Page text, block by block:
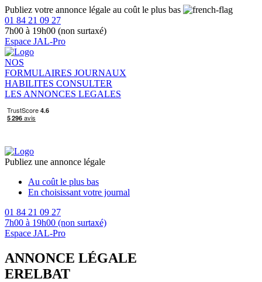
Publiez votre annonce légale au coût le plus bas
01 84 21 09 27
7h00 à 19h00 (non surtaxé)
Espace JAL-Pro
NOS
FORMULAIRES JOURNAUX
HABILITES CONSULTER
LES ANNONCES LEGALES
Publiez une annonce légale
Au coût le plus bas
En choisissant votre journal
01 84 21 09 27
7h00 à 19h00 (non surtaxé)
Espace JAL-Pro
ANNONCE LÉGALE
ERELBAT